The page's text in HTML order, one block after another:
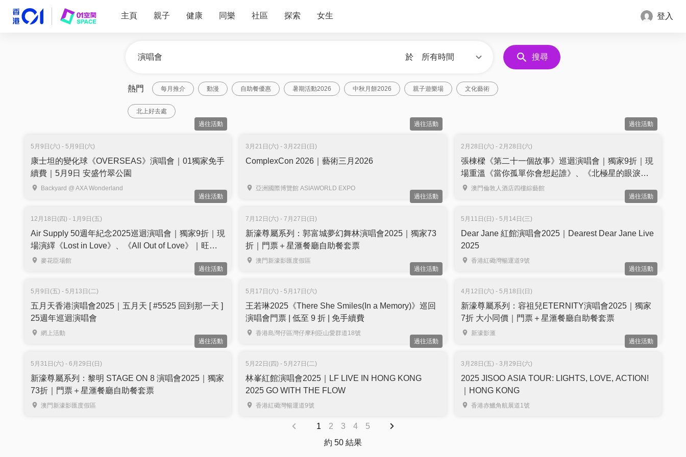
登入
主頁 親子 健康 同樂 社區 探索 女生
於 所有時間 搜尋
熱門 每月推介 動漫 自助餐優惠 暑期活動2026 中秋月餅2026 親子遊樂場 文化藝術
北上好去處
過往活動
5月9日(六) - 5月9日(六)
康士坦的變化球《OVERSEAS》演唱會｜01獨家免手
續費｜5月9日 安盛竹翠公園
Backyard @ AXA Wonderland
過往活動
3月21日(六) - 3月22日(日)
ComplexCon 2026｜藝術三月2026
亞洲國際博覽館 ASIAWORLD EXPO
過往活動
2月28日(六) - 2月28日(六)
張棟樑《第二十一個故事》巡迴演唱會｜獨家9折｜現
場重溫《當你孤單你會想起誰》、《北極星的眼淚》
｜澳門站
澳門倫敦人酒店四樓綜藝館
過往活動
12月18日(四) - 1月9日(五)
Air Supply 50週年紀念2025巡迴演唱會｜獨家9折｜現
場演繹《Lost in Love》、《All Out of Love》｜旺角
麥花臣場館
麥花臣場館
過往活動
7月12日(六) - 7月27日(日)
新濠尊屬系列：郭富城夢幻舞林演唱會2025｜獨家73
折｜門票＋星滙餐廳自助餐套票
澳門新濠影匯度假區
過往活動
5月11日(日) - 5月14日(三)
Dear Jane 紅館演唱會2025｜Dearest Dear Jane Live
2025
香港紅磡灣暢運道9號
過往活動
5月9日(五) - 5月13日(二)
五月天香港演唱會2025｜五月天 [ #5525 回到那一天 ]
25週年巡迴演唱會
網上活動
過往活動
5月17日(六) - 5月17日(六)
王若琳2025《There She Smiles(In a Memory)》巡回
演唱會門票 | 低至 9 折 | 免手續費
香港島灣仔區灣仔摩利臣山愛群道18號
過往活動
4月12日(六) - 5月18日(日)
新濠尊屬系列：容祖兒ETERNITY演唱會2025｜獨家
7折 大小同價｜門票＋星滙餐廳自助餐套票
新濠影滙
過往活動
5月31日(六) - 6月29日(日)
新濠尊屬系列：黎明 STAGE ON 8 演唱會2025｜獨家
73折｜門票＋星滙餐廳自助餐套票
澳門新濠影匯度假區
過往活動
5月22日(四) - 5月27日(二)
林峯紅館演唱會2025｜LF LIVE IN HONG KONG
2025 GO WITH THE FLOW
香港紅磡灣暢運道9號
過往活動
3月28日(五) - 3月29日(六)
2025 JISOO ASIA TOUR: LIGHTS, LOVE, ACTION!
｜HONG KONG
香港赤鱲角航展道1號
1 2 3 4
5
約 50 結果